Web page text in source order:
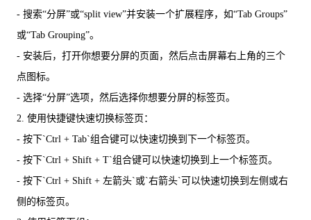
- 搜索“分屏”或“split view”并安装一个扩展程序，如“Tab Groups”
或“Tab Grouping”。
- 安装后，打开你想要分屏的页面，然后点击屏幕右上角的三个
点图标。
- 选择“分屏”选项，然后选择你想要分屏的标签页。
2. 使用快捷键快速切换标签页：
- 按下`Ctrl + Tab`组合键可以快速切换到下一个标签页。
- 按下`Ctrl + Shift + T`组合键可以快速切换到上一个标签页。
- 按下`Ctrl + Shift + 左箭头`或`右箭头`可以快速切换到左侧或右
侧的标签页。